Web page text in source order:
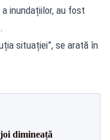
inundațiilor, au fost
situației”, se arată în
dimineață